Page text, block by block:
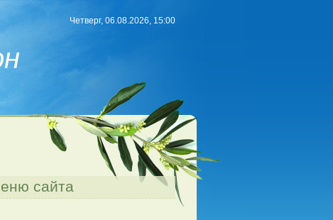
Четверг, 06.08.2026, 15:00
сайта